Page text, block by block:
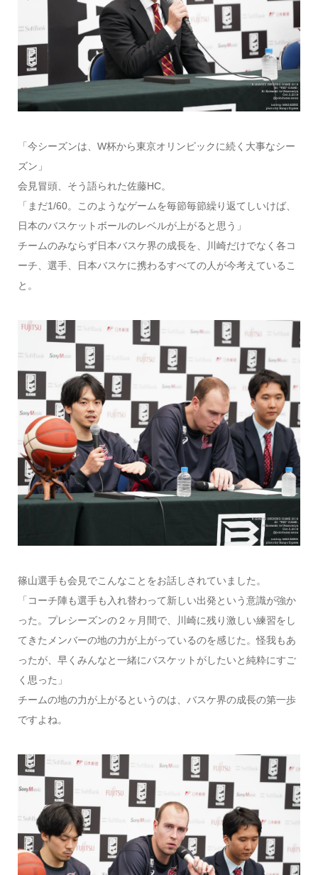
「今シーズンは、W杯から東京オリンピックに続く大事なシー
ズン」
会見冒頭、そう語られた佐藤HC。
「まだ1/60。このようなゲームを毎節毎節繰り返てしいけば、
日本のバスケットボールのレベルが上がると思う」
チームのみならず日本バスケ界の成長を、川崎だけでなく各コ
ーチ、選手、日本バスケに携わるすべての人が今考えているこ
と。
篠山選手も会見でこんなことをお話しされていました。
「コーチ陣も選手も入れ替わって新しい出発という意識が強か
った。プレシーズンの２ヶ月間で、川崎に残り激しい練習をし
てきたメンバーの地の力が上がっているのを感じた。怪我もあ
ったが、早くみんなと一緒にバスケットがしたいと純粋にすご
く思った」
チームの地の力が上がるというのは、バスケ界の成長の第一歩
ですよね。